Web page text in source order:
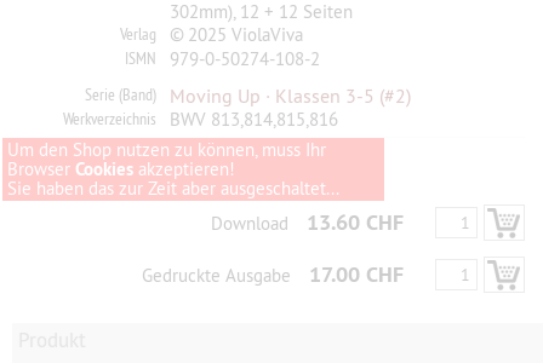
302mm), 12 + 12 Seiten
Verlag © 2025 ViolaViva
ISMN 979-0-50274-108-2
Serie (Band) Moving Up · Klassen 3-5 (#2)
Werkverzeichnis
BWV 813,814,815,816
Um den Shop nutzen zu können, muss Ihr
Browser Cookies akzeptieren!
Sie haben das zur Zeit aber ausgeschaltet...
Download
13.60 CHF
Gedruckte Ausgabe 17.00 CHF